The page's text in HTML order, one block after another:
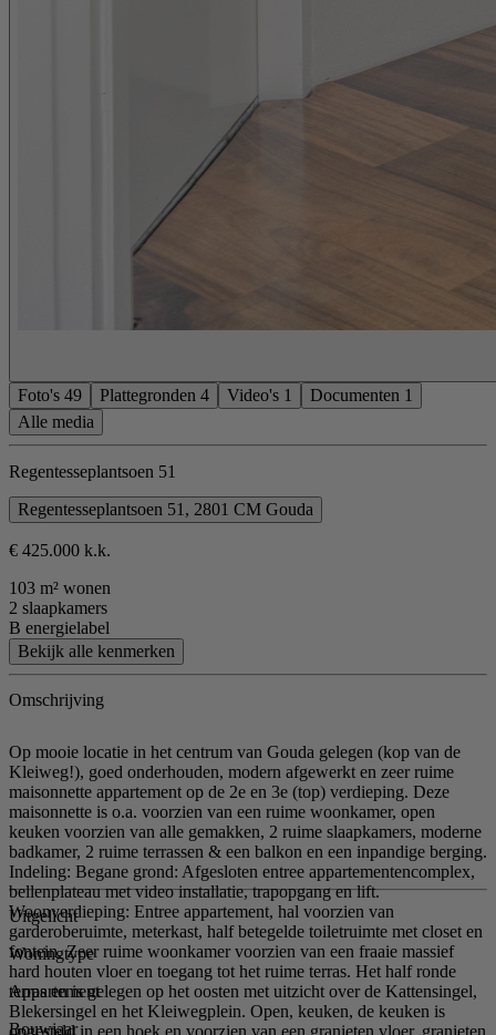
Foto's 49 Plattegronden 4 Video's 1 Documenten 1
Alle media
Regentesseplantsoen 51
Regentesseplantsoen 51, 2801 CM Gouda
€ 425.000 k.k.
103 m² wonen
2 slaapkamers
B energielabel
Bekijk alle kenmerken
Omschrijving
Op mooie locatie in het centrum van Gouda gelegen (kop van de
Kleiweg!), goed onderhouden, modern afgewerkt en zeer ruime
maisonnette appartement op de 2e en 3e (top) verdieping. Deze
maisonnette is o.a. voorzien van een ruime woonkamer, open
keuken voorzien van alle gemakken, 2 ruime slaapkamers, moderne
badkamer, 2 ruime terrassen & een balkon en een inpandige berging.
Indeling: Begane grond: Afgesloten entree appartementencomplex,
bellenplateau met video installatie, trapopgang en lift.
Woonverdieping: Entree appartement, hal voorzien van
garderoberuimte, meterkast, half betegelde toiletruimte met closet en
fontein. Zeer ruime woonkamer voorzien van een fraaie massief
hard houten vloer en toegang tot het ruime terras. Het half ronde
terras en is gelegen op het oosten met uitzicht over de Kattensingel,
Blekersingel en het Kleiwegplein. Open, keuken, de keuken is
Uitgelicht
Woningtype
Appartement
Bouwjaar